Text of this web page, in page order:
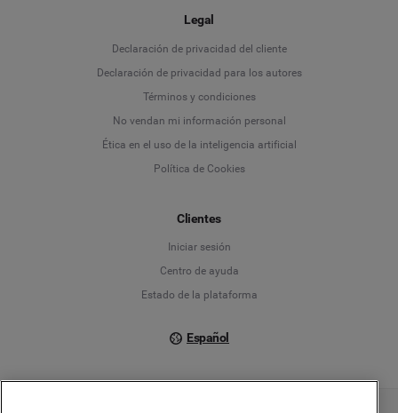
Legal
Declaración de privacidad del cliente
Declaración de privacidad para los autores
Términos y condiciones
No vendan mi información personal
Ética en el uso de la inteligencia artificial
Política de Cookies
Clientes
Iniciar sesión
Centro de ayuda
Estado de la plataforma
Español